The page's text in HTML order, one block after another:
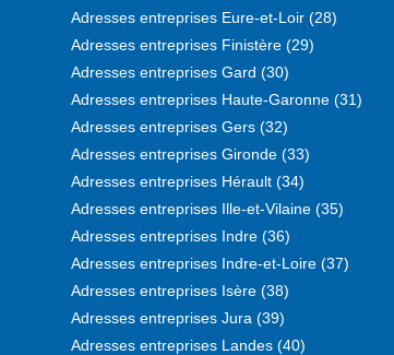
Adresses entreprises Eure-et-Loir (28)
Adresses entreprises Finistère (29)
Adresses entreprises Gard (30)
Adresses entreprises Haute-Garonne (31)
Adresses entreprises Gers (32)
Adresses entreprises Gironde (33)
Adresses entreprises Hérault (34)
Adresses entreprises Ille-et-Vilaine (35)
Adresses entreprises Indre (36)
Adresses entreprises Indre-et-Loire (37)
Adresses entreprises Isère (38)
Adresses entreprises Jura (39)
Adresses entreprises Landes (40)